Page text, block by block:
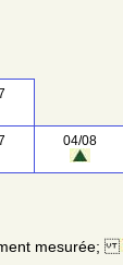
04/08
mesurée;